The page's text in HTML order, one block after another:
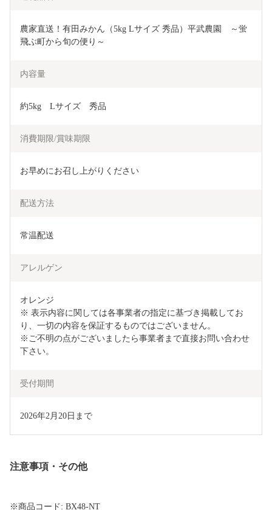
農家直送！有田みかん（5kg Lサイズ 秀品）平武農園　～蛍
飛ぶ町から旬の便り～
内容量
約5kg　Lサイズ　秀品
消費期限/賞味期限
お早めにお召し上がりください
配送方法
常温配送
アレルゲン
オレンジ
※ 表示内容に関しては各事業者の指定に基づき掲載してお
り、一切の内容を保証するものではございません。
※ご不明の点がございましたら事業者まで直接お問い合わせ
下さい。
受付期間
2026年2月20日まで
注意事項・その他
※商品コード: BX48-NT